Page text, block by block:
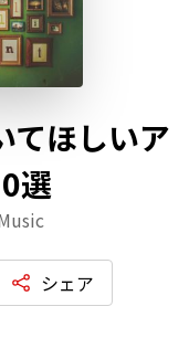
てほしいア
選
シェア